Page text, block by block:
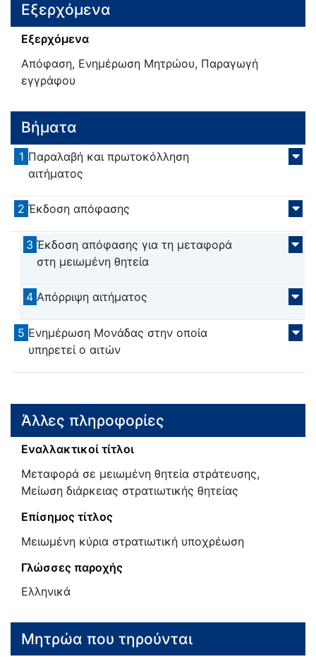
Εξερχόμενα
Εξερχόμενα
Απόφαση, Ενημέρωση Μητρώου, Παραγωγή
εγγράφου
Βήματα
1 Παραλαβή και πρωτοκόλληση
αιτήματος
2 Έκδοση απόφασης
3 Έκδοση απόφασης για τη μεταφορά
στη μειωμένη θητεία
4 Απόρριψη αιτήματος
5 Ενημέρωση Μονάδας στην οποία
υπηρετεί ο αιτών
Άλλες πληροφορίες
Εναλλακτικοί τίτλοι
Μεταφορά σε μειωμένη θητεία στράτευσης,
Μείωση διάρκειας στρατιωτικής θητείας
Επίσημος τίτλος
Μειωμένη κύρια στρατιωτική υποχρέωση
Γλώσσες παροχής
Ελληνικά
Μητρώα που τηρούνται